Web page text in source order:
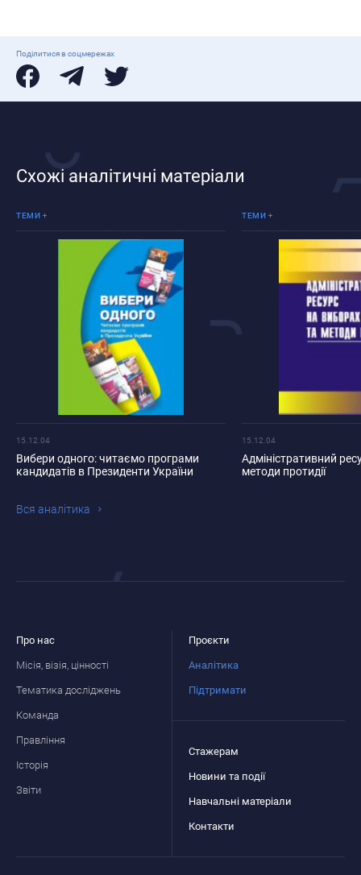
Поділитися в соцмережах
Схожі аналітичні матеріали
ТЕМИВибори
15.12.04
Вибери одного: читаємо програми
кандидатів в Президенти України
ТЕМИВибори
15.12.04
Адміністративний
методи протидії
Вся аналiтика
Про нас
Місія, візія, цінності
Тематика досліджень
Команда
Правління
Історія
Звіти
Проєкти
Аналітика
Підтримати
Стажерам
Новини та події
Навчальні матеріали
Контакти